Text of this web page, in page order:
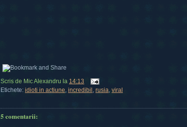
Scris de Mic Alexandru la 14:13
Etichete: idioti in actiune, incredibil , rusia, viral
5 comentarii: